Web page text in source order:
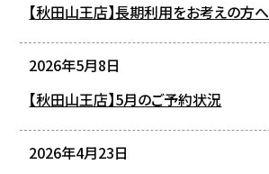
【秋田山王店】長期利用をお考えの方へ
2026年5月8日
【秋田山王店】5月のご予約状況
2026年4月23日